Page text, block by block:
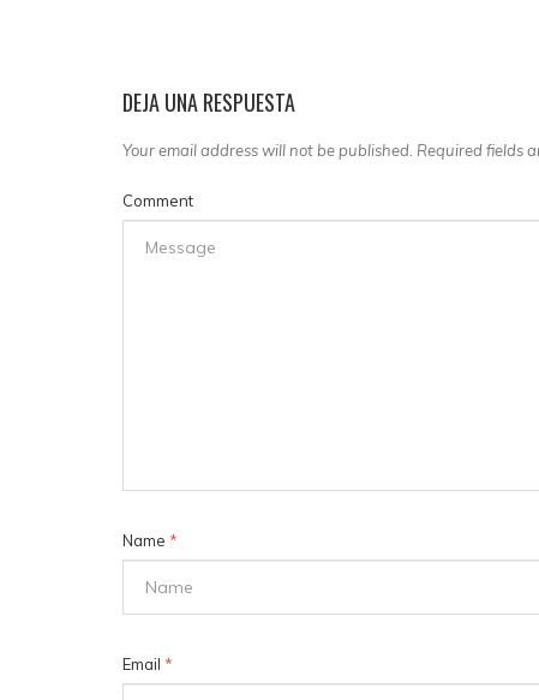
DEJA UNA RESPUESTA
Your email address will not be published. Required fields
Comment
Name *
Email *